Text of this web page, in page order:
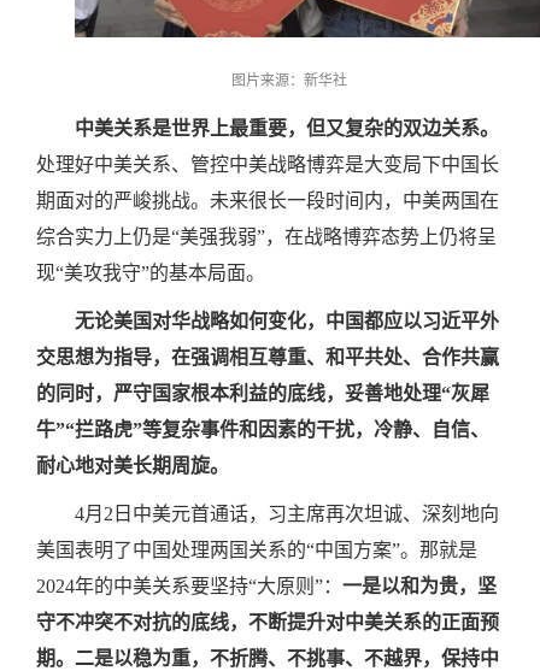
图片来源：新华社
中美关系是世界上最重要，但又复杂的双边关系。
处理好中美关系、管控中美战略博弈是大变局下中国长
期面对的严峻挑战。未来很长一段时间内，中美两国在
综合实力上仍是“美强我弱”，在战略博弈态势上仍将呈
现“美攻我守”的基本局面。
无论美国对华战略如何变化，中国都应以习近平外
交思想为指导，在强调相互尊重、和平共处、合作共赢
的同时，严守国家根本利益的底线，妥善地处理“灰犀
牛”“拦路虎”等复杂事件和因素的干扰，冷静、自信、
耐心地对美长期周旋。
4月2日中美元首通话，习主席再次坦诚、深刻地向
美国表明了中国处理两国关系的“中国方案”。那就是
2024年的中美关系要坚持“大原则”： 一是以和为贵，坚
守不冲突不对抗的底线，不断提升对中美关系的正面预
期。二是以稳为重，不折腾、不挑事、不越界，保持中